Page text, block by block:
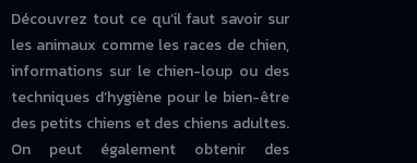
Découvrez tout ce qu’il faut savoir sur
les animaux comme les races de chien,
informations sur le chien-loup ou des
techniques d’hygiène pour le bien-être
des petits chiens et des chiens adultes.
On peut également obtenir des